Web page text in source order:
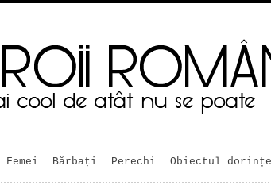
Femei Bărbaţi Perechi Obiectul